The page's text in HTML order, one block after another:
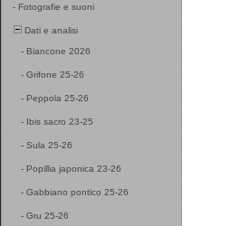
- Fotografie e suoni
Dati e analisi
- Biancone 2026
- Grifone 25-26
- Peppola 25-26
- Ibis sacro 23-25
- Sula 25-26
- Popillia japonica 23-26
- Gabbiano pontico 25-26
- Gru 25-26